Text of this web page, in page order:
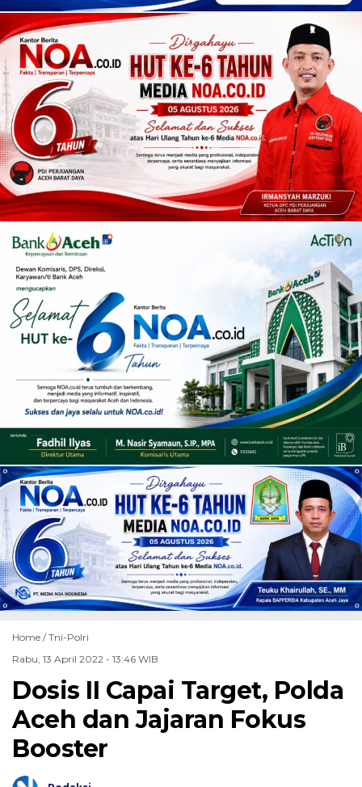
Home /Tni-Polri
Rabu, 13 April 2022 - 13:46 WIB
Dosis II Capai Target, Polda
Aceh dan Jajaran Fokus
Booster